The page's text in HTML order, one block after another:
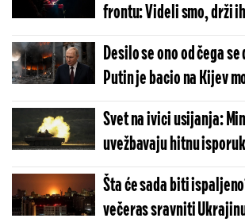
frontu: Videli smo, drži
stvar
Desilo se ono od čega
Putin je bacio na Kijev
Svet na ivici usijanja:
uvežbavaju hitnu
nuklearne municije!
Šta će sada biti
večeras sravniti